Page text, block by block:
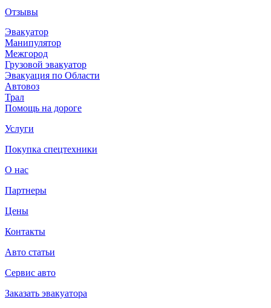
Отзывы
Эвакуатор
Манипулятор
Межгород
Грузовой эвакуатор
Эвакуация по Области
Автовоз
Трал
Помощь на дороге
Услуги
Покупка спецтехники
О нас
Партнеры
Цены
Контакты
Авто статьи
Сервис авто
Заказать эвакуатора